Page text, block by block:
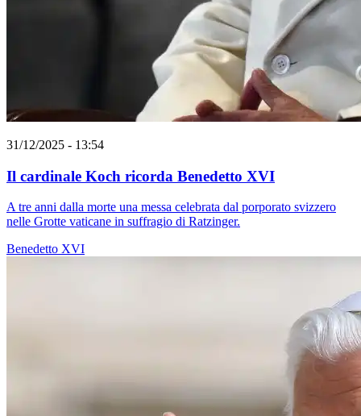
31/12/2025 - 13:54
Il cardinale Koch ricorda Benedetto XVI
A tre anni dalla morte una messa celebrata dal porporato svizzero
nelle Grotte vaticane in suffragio di Ratzinger.
Benedetto XVI